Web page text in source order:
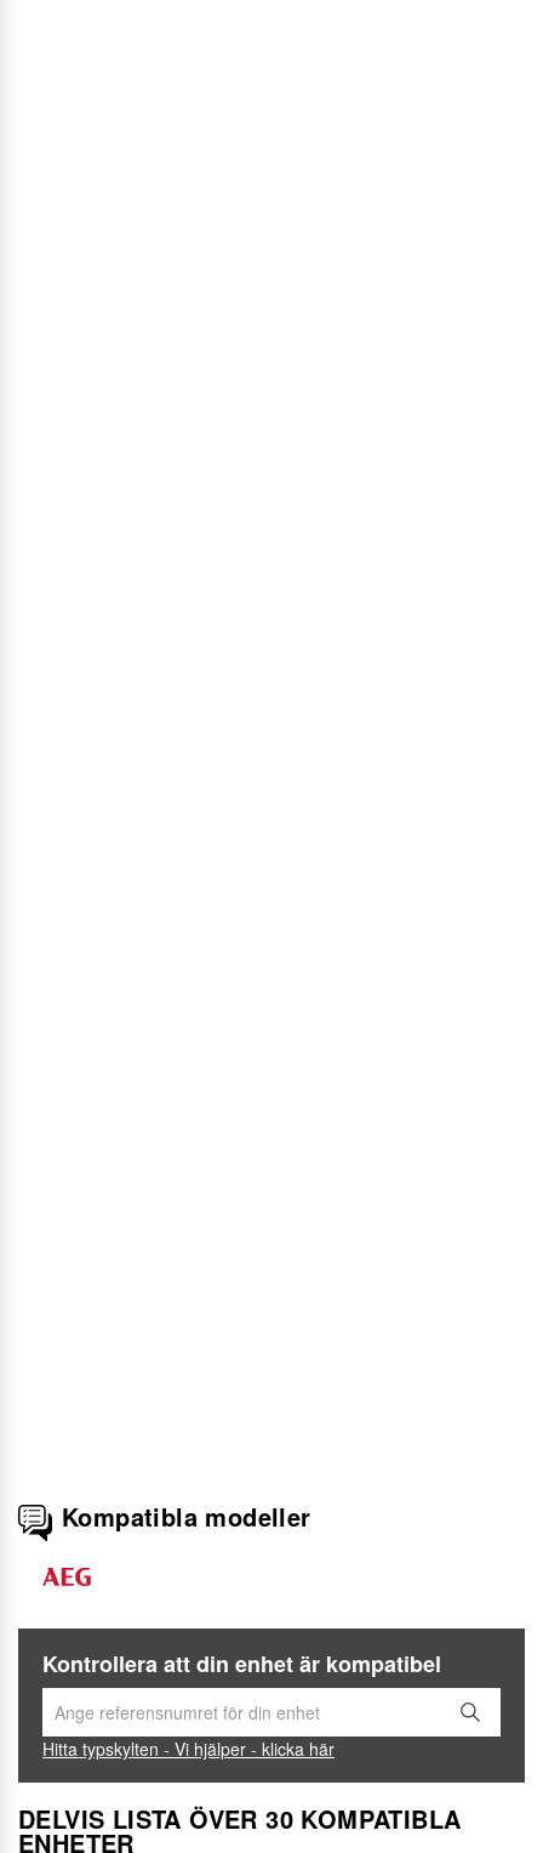
Kompatibla modeller
Kontrollera att din enhet är kompatibel
Hitta typskylten - Vi hjälper - klicka här
DELVIS LISTA ÖVER 30 KOMPATIBLA
ENHETER